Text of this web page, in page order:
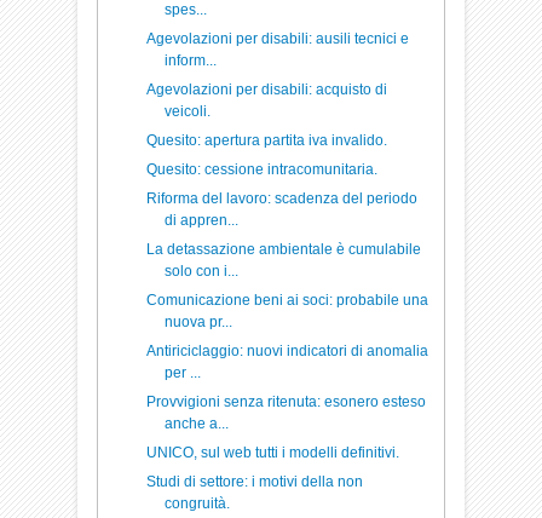
spes...
Agevolazioni per disabili: ausili tecnici e
inform...
Agevolazioni per disabili: acquisto di
veicoli.
Quesito: apertura partita iva invalido.
Quesito: cessione intracomunitaria.
Riforma del lavoro: scadenza del periodo
di appren...
La detassazione ambientale è cumulabile
solo con i...
Comunicazione beni ai soci: probabile una
nuova pr...
Antiriciclaggio: nuovi indicatori di anomalia
per ...
Provvigioni senza ritenuta: esonero esteso
anche a...
UNICO, sul web tutti i modelli definitivi.
Studi di settore: i motivi della non
congruità.